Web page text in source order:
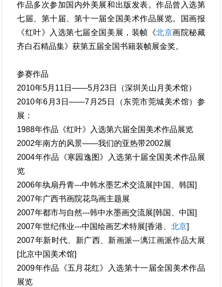
作品多次参加国内外美展和出版发表。作品曾入选第
七届、第十届、第十一届全国美术作品展览。国画报
《红叶》入选第七届全国美展，装帧《北京画院秘藏
齐白石精品集》获第五届全国书籍装帧展金奖。
参赛作品
2010年5月11日——5月23日（深圳关山月美术馆）
2010年6月3日——7月25日（东莞市莞城美术馆）参
展：
1988年作品《红叶》入选第六届全国美术作品展览
2002年南方的风景——我们的亚热带2002展
2004年作品《寒园逸图》入选第十届全国美术作品展
览
2006年纨扇丹青---中韩水墨艺术交流展[中国、韩国]
2007年广西书画院花鸟画主题展
2007年都市与自然---韩中水墨画交流展[韩国、中国]
2007年世纪伟业---中国绘画艺术特展[香港、北京]
2007年新时代、新广西、新画派---漓江画派作品大展
[北京中国美术馆]
2009年作品《五月花红》入选第十一届全国美术作品
展览